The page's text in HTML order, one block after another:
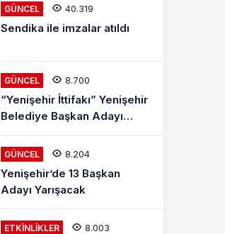
GÜNCEL 40.319
Sendika ile imzalar atıldı
GÜNCEL 8.700
“Yenişehir İttifakı” Yenişehir
Belediye Başkan Adayı
Mehmet Kaya Röportajı
GÜNCEL 8.204
Yenişehir’de 13 Başkan
Adayı Yarışacak
ETKINLIKLER 8.003